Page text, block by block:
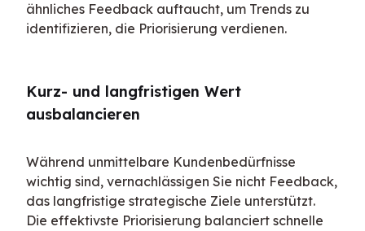
ähnliches Feedback auftaucht, um Trends zu
identifizieren, die Priorisierung verdienen.
Kurz- und langfristigen Wert
ausbalancieren
Während unmittelbare Kundenbedürfnisse
wichtig sind, vernachlässigen Sie nicht Feedback,
das langfristige strategische Ziele unterstützt.
Die effektivste Priorisierung balanciert schnelle